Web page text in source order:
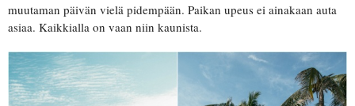
muutaman päivän vielä pidempään. Paikan upeus ei ainakaan auta
asiaa. Kaikkialla on vaan niin kaunista.